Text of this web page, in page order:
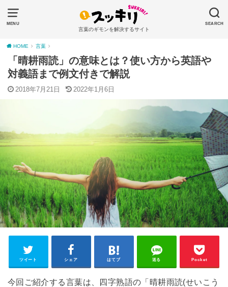
MENU SEARCH
言葉のギモンを解決するサイト
HOME 言葉
「晴耕雨読」の意味とは？使い方から英語や
対義語まで例文付きで解説
2018年7月21日 2022年1月6日
ツイート シェア はてブ 送る Pocket
今回ご紹介する言葉は、四字熟語の「晴耕雨読(せいこう